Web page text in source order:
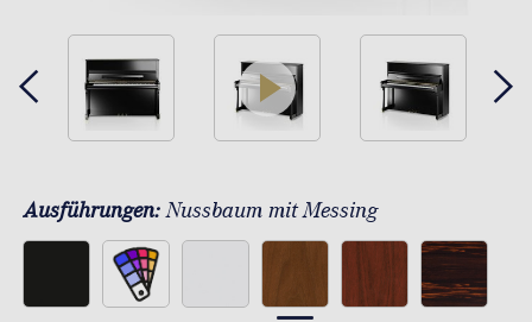
play
Ausführungen:Nussbaum mit Messing